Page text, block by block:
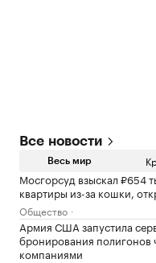
Все новости
Весь мир
Мосгорсуд взыскал ₽654
квартиры из-за кошки,
Общество
Армия США запустила
бронирования полигонов
компаниями